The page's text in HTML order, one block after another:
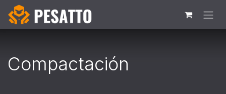
Ir al contenido
Compactación